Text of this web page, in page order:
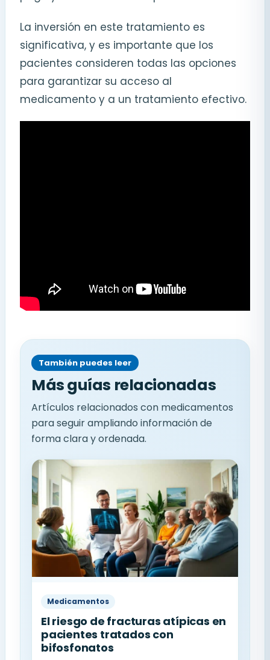
La inversión en este tratamiento es
significativa, y es importante que los
pacientes consideren todas las opciones
para garantizar su acceso al
medicamento y a un tratamiento efectivo.
También puedes leer
Más guías relacionadas
Artículos relacionados con medicamentos
para seguir ampliando información de
forma clara y ordenada.
Medicamentos
El riesgo de fracturas atípicas en
pacientes tratados con
bifosfonatos